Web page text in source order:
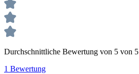
Durchschnittliche Bewertung von 5 von 5
1 Bewertung